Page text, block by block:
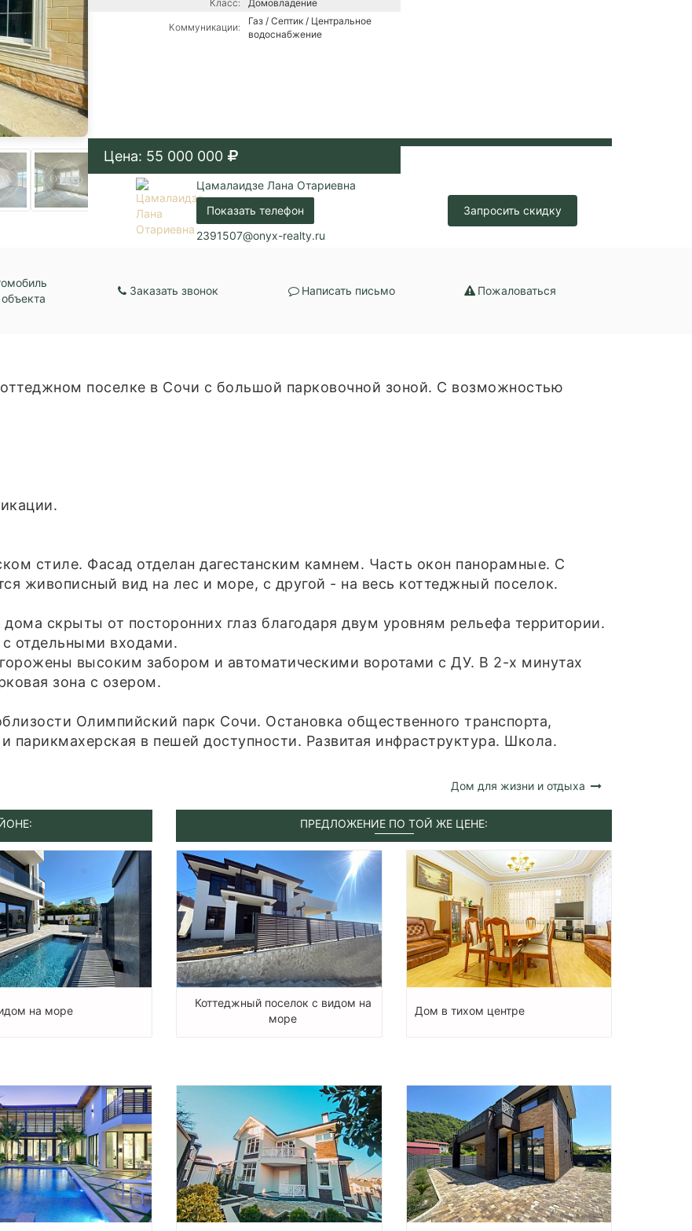
Класс:
Домовладение
Коммуникации:
Газ / Септик / Центральное
водоснабжение
Цена: 55 000 000
Цамалаидзе Лана Отариевна
Показать телефон
2391507@onyx-realty.ru
Запросить скидку
Заказать звонок Написать письмо Пожаловаться
поселке в Сочи с большой парковочной зоной. С возможностью
стиле. Фасад отделан дагестанским камнем. Часть окон панорамные. С
живописный вид на лес и море, с другой - на весь коттеджный поселок.
скрыты от посторонних глаз благодаря двум уровням рельефа территории.
отдельными входами.
высоким забором и автоматическими воротами с ДУ. В 2-х минутах
зона с озером.
Олимпийский парк Сочи. Остановка общественного транспорта,
парикмахерская в пешей доступности. Развитая инфраструктура. Школа.
Дом для жизни и отдыха
на море
ПРЕДЛОЖЕНИЕ ПО ТОЙ ЖЕ ЦЕНЕ:
Коттеджный поселок с видом на
море
Дом в тихом центре